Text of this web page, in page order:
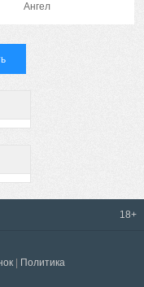
Ангел
18+
Политика